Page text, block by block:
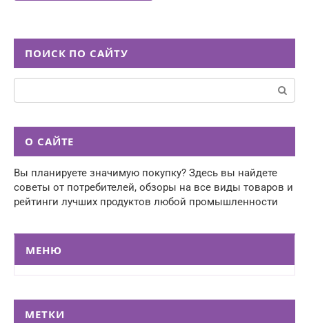
ПОИСК ПО САЙТУ
Поиск:
О САЙТЕ
Вы планируете значимую покупку? Здесь вы найдете
советы от потребителей, обзоры на все виды товаров и
рейтинги лучших продуктов любой промышленности
МЕНЮ
МЕТКИ